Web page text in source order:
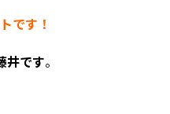
です！
井です。